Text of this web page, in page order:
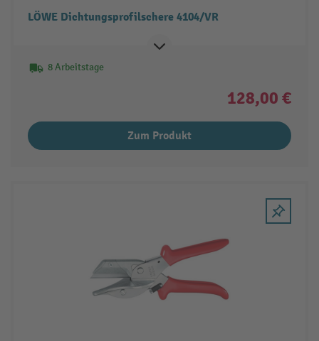
LÖWE Dichtungsprofilschere 4104/VR
8 Arbeitstage
128,00 €
Zum Produkt